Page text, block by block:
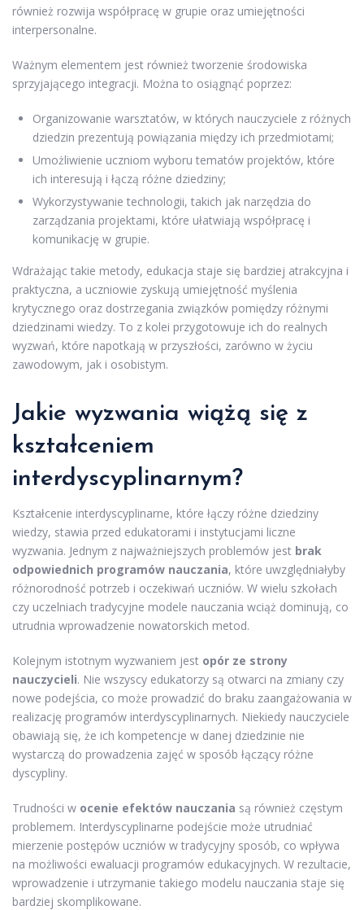
również rozwija współpracę w grupie oraz umiejętności
interpersonalne.
Ważnym elementem jest również tworzenie środowiska
sprzyjającego integracji. Można to osiągnąć poprzez:
Organizowanie warsztatów, w których nauczyciele z różnych
dziedzin prezentują powiązania między ich przedmiotami;
Umożliwienie uczniom wyboru tematów projektów, które
ich interesują i łączą różne dziedziny;
Wykorzystywanie technologii, takich jak narzędzia do
zarządzania projektami, które ułatwiają współpracę i
komunikację w grupie.
Wdrażając takie metody, edukacja staje się bardziej atrakcyjna i
praktyczna, a uczniowie zyskują umiejętność myślenia
krytycznego oraz dostrzegania związków pomiędzy różnymi
dziedzinami wiedzy. To z kolei przygotowuje ich do realnych
wyzwań, które napotkają w przyszłości, zarówno w życiu
zawodowym, jak i osobistym.
Jakie wyzwania wiążą się z
kształceniem
interdyscyplinarnym?
Kształcenie interdyscyplinarne, które łączy różne dziedziny
wiedzy, stawia przed edukatorami i instytucjami liczne
wyzwania. Jednym z najważniejszych problemów jest brak
odpowiednich programów nauczania, które uwzględniałyby
różnorodność potrzeb i oczekiwań uczniów. W wielu szkołach
czy uczelniach tradycyjne modele nauczania wciąż dominują, co
utrudnia wprowadzenie nowatorskich metod.
Kolejnym istotnym wyzwaniem jest opór ze strony
nauczycieli. Nie wszyscy edukatorzy są otwarci na zmiany czy
nowe podejścia, co może prowadzić do braku zaangażowania w
realizację programów interdyscyplinarnych. Niekiedy nauczyciele
obawiają się, że ich kompetencje w danej dziedzinie nie
wystarczą do prowadzenia zajęć w sposób łączący różne
dyscypliny.
Trudności w ocenie efektów nauczania są również częstym
problemem. Interdyscyplinarne podejście może utrudniać
mierzenie postępów uczniów w tradycyjny sposób, co wpływa
na możliwości ewaluacji programów edukacyjnych. W rezultacie,
wprowadzenie i utrzymanie takiego modelu nauczania staje się
bardziej skomplikowane.